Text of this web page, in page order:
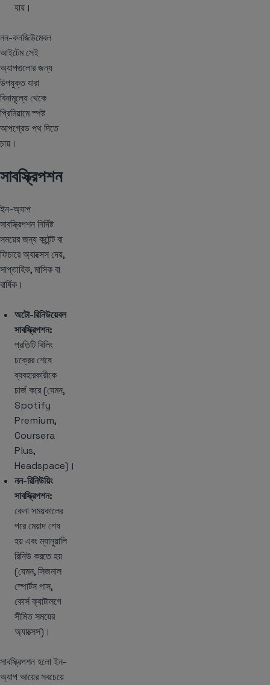
যায়।
নন-কনজিউমেবল
আইটেম সেই
অ্যাপগুলোর জন্য
উপযুক্ত যারা
বিনামূল্যে থেকে
প্রিমিয়ামে স্পষ্ট
আপগ্রেড পথ দিতে
চায়।
সাবস্ক্রিপশন
ইন-অ্যাপ
সাবস্ক্রিপশন নির্দিষ্ট
সময়ের জন্য কন্টেন্ট বা
ফিচারে অ্যাক্সেস দেয়,
সাপ্তাহিক, মাসিক বা
বার্ষিক।
অটো-রিনিউয়েবল
সাবস্ক্রিপশন:
প্রতিটি বিলিং
চক্রের শেষে
ব্যবহারকারীকে
চার্জ করে (যেমন,
Spotify
Premium,
Coursera
Plus,
Headspace)।
নন-রিনিউয়িং
সাবস্ক্রিপশন:
কেনা সময়কালের
পরে মেয়াদ শেষ
হয় এবং ম্যানুয়ালি
রিনিউ করতে হয়
(যেমন, সিজনাল
স্পোর্টস পাস,
কোর্স ক্যাটালগে
সীমিত সময়ের
অ্যাক্সেস)।
সাবস্ক্রিপশন হলো ইন-
অ্যাপ আয়ের সবচেয়ে